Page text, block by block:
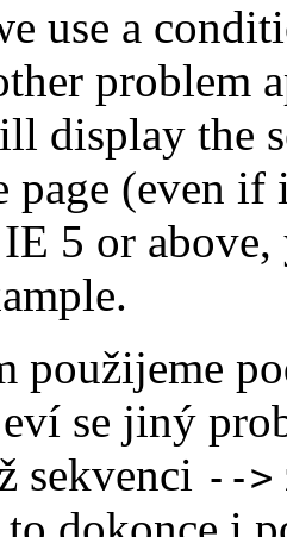
use a
problem
display the
page (even
5 or
použijeme
se jiný
sekvenci -->